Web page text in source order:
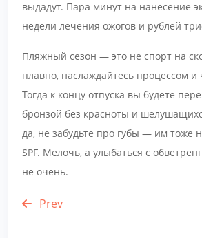
выдадут. Пара минут на нанесение
недели лечения ожогов и рублей
Пляжный сезон — это не спорт на
плавно, наслаждайтесь процессом и
Тогда к концу отпуска вы будете
бронзой без красноты и
да, не забудьте про губы — им тоже
SPF. Мелочь, а улыбаться с
не очень.
Prev